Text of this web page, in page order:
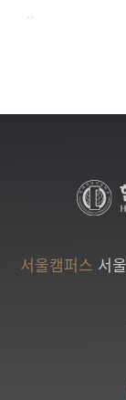
..
서울캠퍼스 서